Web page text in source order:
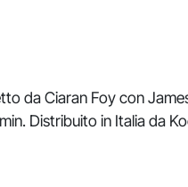
da Ciaran Foy con
Distribuito in Italia da